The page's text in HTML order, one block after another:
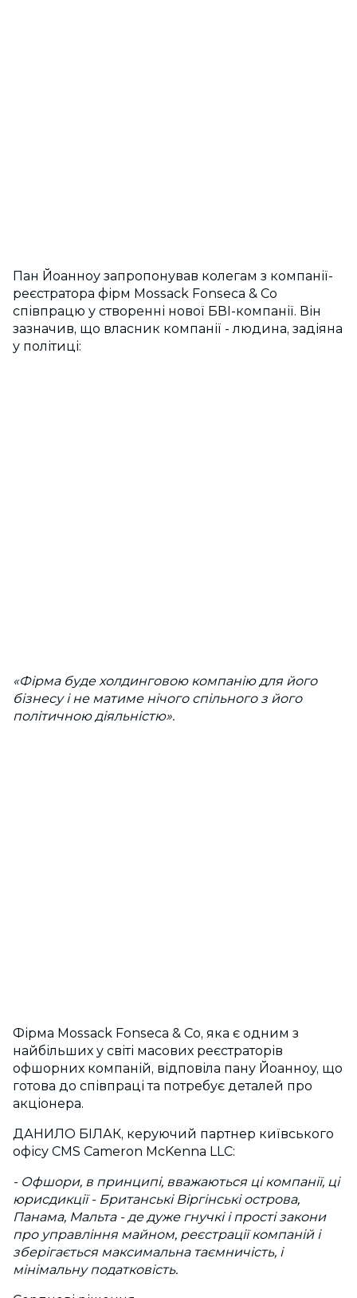
Пан Йоанноу запропонував колегам з компанії-
реєстратора фірм Mossack Fonseca & Co
співпрацю у створенні нової БВІ-компанії. Він
зазначив, що власник компанії - людина, задіяна
у політиці:
«Фірма буде холдинговою компанію для його
бізнесу і не матиме нічого спільного з його
політичною діяльністю».
Фірма Mossack Fonseca & Co, яка є одним з
найбільших у світі масових реєстраторів
офшорних компаній, відповіла пану Йоанноу, що
готова до співпраці та потребує деталей про
акціонера.
ДАНИЛО БІЛАК, керуючий партнер київського
офісу CMS Cameron McKenna LLC:
- Офшори, в принципі, вважаються ці компанії, ці
юрисдикції - Британські Віргінські острова,
Панама, Мальта - де дуже гнучкі і прості закони
про управління майном, реєстрації компаній і
зберігається максимальна таємничість, і
мінімальну податковість.